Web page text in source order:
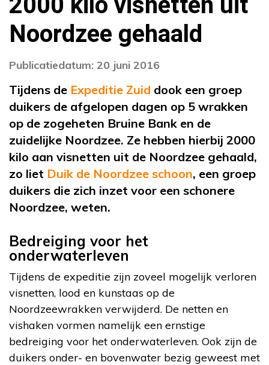
Noordzee gehaald
Publicatiedatum: 20 juni 2016
Tijdens de Expeditie Zuid dook een groep
duikers de afgelopen dagen op 5 wrakken
op de zogeheten Bruine Bank en de
zuidelijke Noordzee. Ze hebben hierbij 2000
kilo aan visnetten uit de Noordzee gehaald,
zo liet Duik de Noordzee schoon, een groep
duikers die zich inzet voor een schonere
Noordzee, weten.
Bedreiging voor het
onderwaterleven
Tijdens de expeditie zijn zoveel mogelijk verloren
visnetten, lood en kunstaas op de
Noordzeewrakken verwijderd. De netten en
vishaken vormen namelijk een ernstige
bedreiging voor het onderwaterleven. Ook zijn de
duikers onder- en bovenwater bezig geweest met